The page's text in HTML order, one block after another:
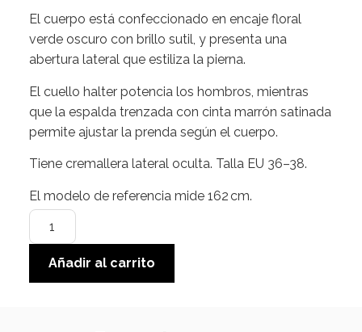
El cuerpo está confeccionado en encaje floral
verde oscuro con brillo sutil, y presenta una
abertura lateral que estiliza la pierna.
El cuello halter potencia los hombros, mientras
que la espalda trenzada con cinta marrón satinada
permite ajustar la prenda según el cuerpo.
Tiene cremallera lateral oculta. Talla EU 36–38.
El modelo de referencia mide 162 cm.
Añadir al carrito